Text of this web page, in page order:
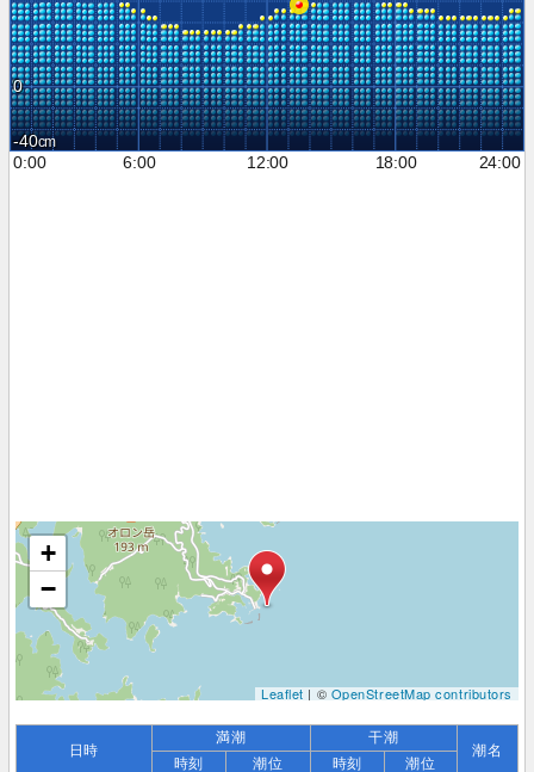
0
-40
0:00
6:00 12:00 18:00 24:00
+
−
Leaflet| ©OpenStreetMap contributors
日時
満潮 干潮
潮名
時刻 潮位 時刻
潮位